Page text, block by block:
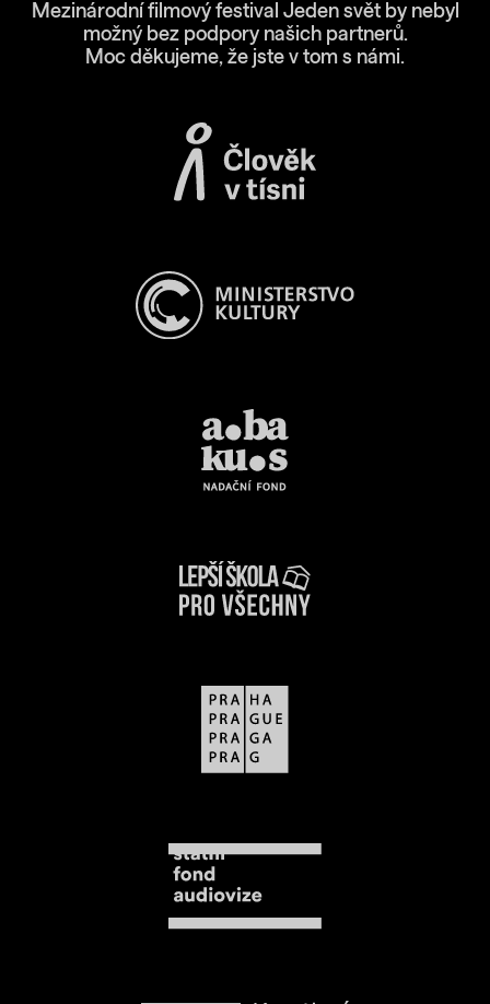
Mezinárodní filmový festival Jeden svět by nebyl
možný bez podpory našich partnerů.
Moc děkujeme, že jste v tom s námi.